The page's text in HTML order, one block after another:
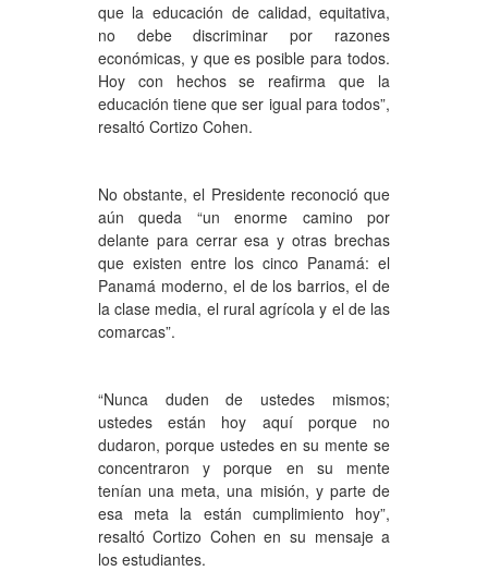
que la educación de calidad, equitativa,
no debe discriminar por razones
económicas, y que es posible para todos.
Hoy con hechos se reafirma que la
educación tiene que ser igual para todos”,
resaltó Cortizo Cohen.
No obstante, el Presidente reconoció que
aún queda “un enorme camino por
delante para cerrar esa y otras brechas
que existen entre los cinco Panamá: el
Panamá moderno, el de los barrios, el de
la clase media, el rural agrícola y el de las
comarcas”.
“Nunca duden de ustedes mismos;
ustedes están hoy aquí porque no
dudaron, porque ustedes en su mente se
concentraron y porque en su mente
tenían una meta, una misión, y parte de
esa meta la están cumplimiento hoy”,
resaltó Cortizo Cohen en su mensaje a
los estudiantes.